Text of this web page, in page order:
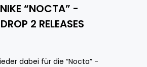
“NOCTA” -
2 RELEASES
dabei für die “Nocta” -